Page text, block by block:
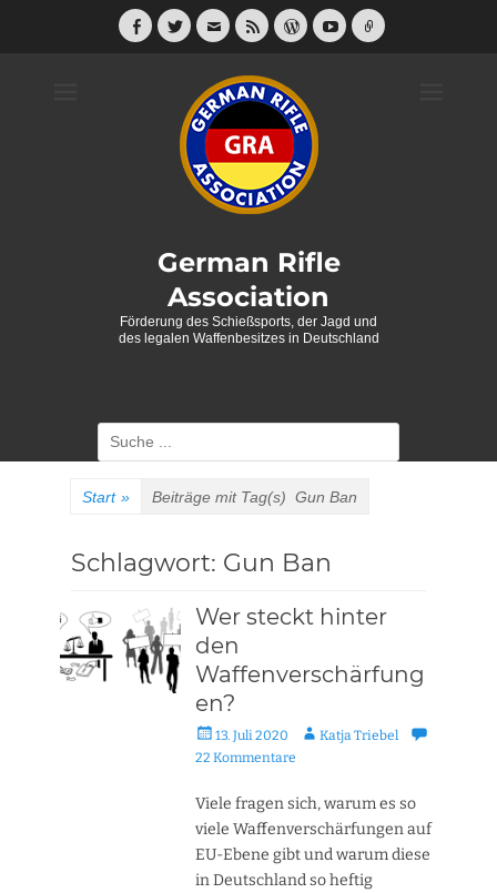
Facebook
Twitter
E-
Feed WordPress
YouTube
Link
German Rifle
Association
Förderung des Schießsports, der Jagd und
des legalen Waffenbesitzes in Deutschland
Suche
nach:
Start » Beiträge mit Tag(s) Gun Ban
Schlagwort: Gun Ban
Wer steckt hinter
den
Waffenverschärfung
en?
Veröffentlicht
am
13. Juli 2020 AutorKatja Triebel
22 Kommentare
Viele fragen sich, warum es so
viele Waffenverschärfungen auf
EU-Ebene gibt und warum diese
in Deutschland so heftig